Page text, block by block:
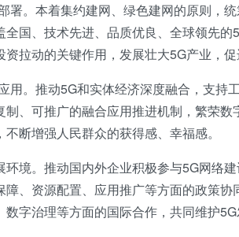
署。本着集约建网、绿色建网的原则，
国、技术先进、品质优良、全球领先的
拉动的关键作用，发展壮大5G产业，
用。推动5G和实体经济深度融合，支持
制、可推广的融合应用推进机制，繁荣
断增强人民群众的获得感、幸福感。
环境。推动国内外企业积极参与5G网络
障、资源配置、应用推广等方面的政策
字治理等方面的国际合作，共同维护5G